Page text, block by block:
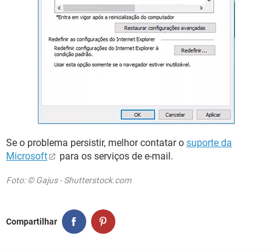
Se o problema persistir, melhor contatar o suporte da
Microsoft
para os serviços de e-mail.
Foto: © Gajus - Shutterstock.com
Compartilhar